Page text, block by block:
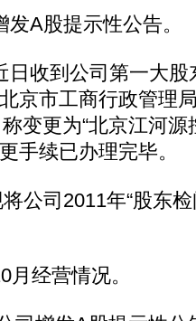
A股提示性公告。
收到公司第一大股
京市工商行政管理
变更为“北京江河源
手续已办理完毕。
司2011年“股东检
经营情况。